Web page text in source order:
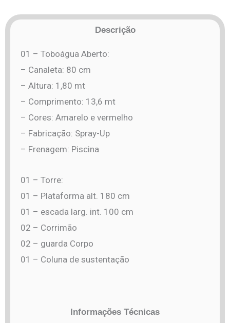
Descrição
01 – Toboágua Aberto:
– Canaleta: 80 cm
– Altura: 1,80 mt
– Comprimento: 13,6 mt
– Cores: Amarelo e vermelho
– Fabricação: Spray-Up
– Frenagem: Piscina
01 – Torre:
01 – Plataforma alt. 180 cm
01 – escada larg. int. 100 cm
02 – Corrimão
02 – guarda Corpo
01 – Coluna de sustentação
Informações Técnicas